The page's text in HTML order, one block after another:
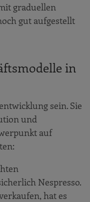
graduellen
gut aufgestellt
in
sein. Sie
und
auf
Nespresso.
hat es